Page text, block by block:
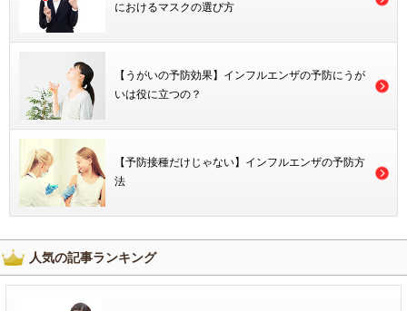
におけるマスクの選び方
【うがいの予防効果】インフルエンザの予防にうが
いは役に立つの？
【予防接種だけじゃない】インフルエンザの予防方
法
人気の記事ランキング